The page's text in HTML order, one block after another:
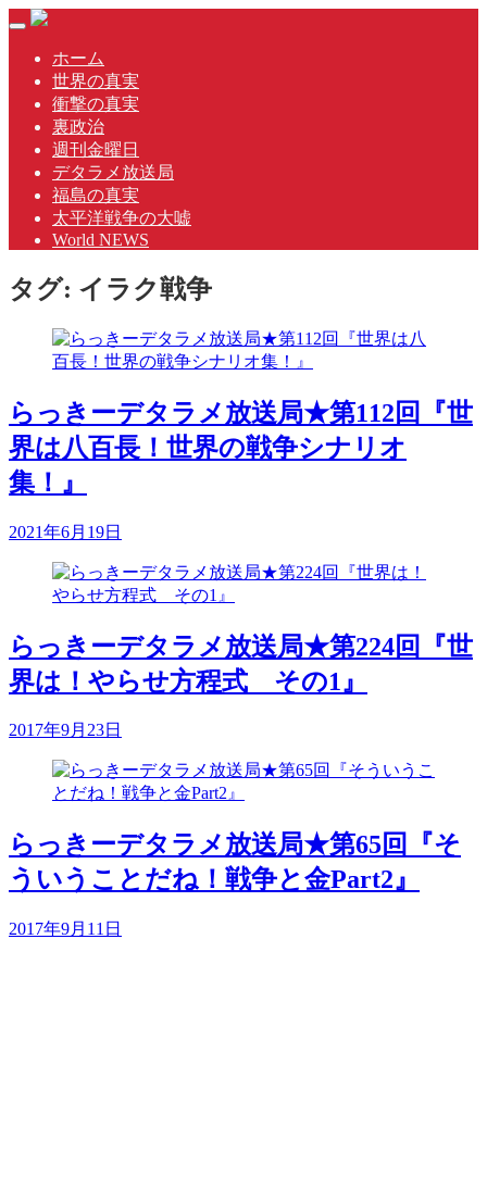
Skip
content
Toggle
navigationホーム
世界の真実
衝撃の真実
裏政治
週刊金曜日
デタラメ放送局
福島の真実
太平洋戦争の大嘘
World NEWS
タグ: イラク戦争
らっきーデタラメ放送局★第112回『世
界は八百長！世界の戦争シナリオ
集！』
2021年6月19日
らっきーデタラメ放送局★第224回『世
界は！やらせ方程式 その1』
2017年9月23日
らっきーデタラメ放送局★第65回『そ
ういうことだね！戦争と金Part2』
2017年9月11日